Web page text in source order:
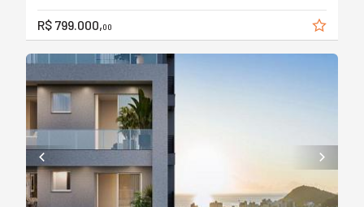
R$ 799.000,00